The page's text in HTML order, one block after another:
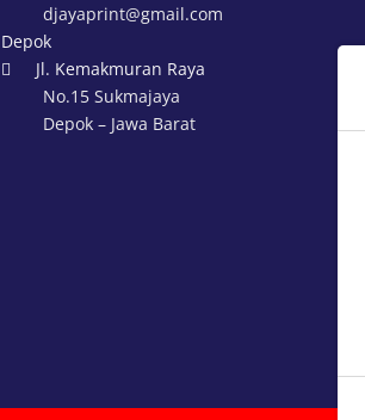
djayaprint@gmail.com
Depok

Jl. Kemakmuran Raya
No.15 Sukmajaya
Depok – Jawa Barat